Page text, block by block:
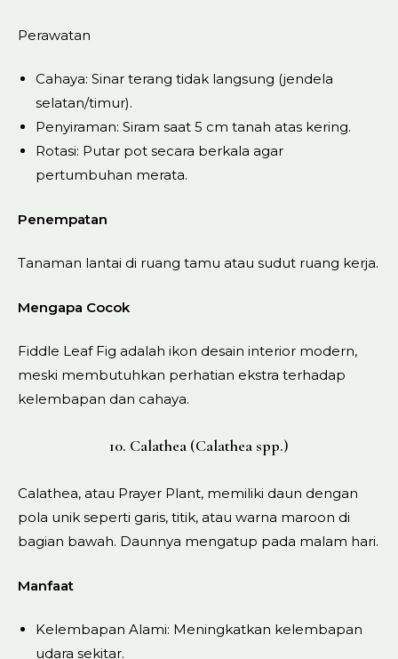
Perawatan
Cahaya: Sinar terang tidak langsung (jendela
selatan/timur).
Penyiraman: Siram saat 5 cm tanah atas kering.
Rotasi: Putar pot secara berkala agar
pertumbuhan merata.
Penempatan
Tanaman lantai di ruang tamu atau sudut ruang kerja.
Mengapa Cocok
Fiddle Leaf Fig adalah ikon desain interior modern,
meski membutuhkan perhatian ekstra terhadap
kelembapan dan cahaya.
10. Calathea (Calathea spp.)
Calathea, atau Prayer Plant, memiliki daun dengan
pola unik seperti garis, titik, atau warna maroon di
bagian bawah. Daunnya mengatup pada malam hari.
Manfaat
Kelembapan Alami: Meningkatkan kelembapan
udara sekitar.